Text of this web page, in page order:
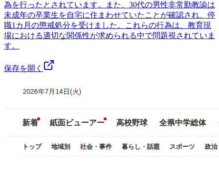
為を行ったとされています。また、30代の男性非常勤教諭は
未成年の卒業生を自宅に住まわせていたことが確認され、停
職1カ月の懲戒処分を受けました。これらの行為は、教育現
場における適切な関係性が求められる中で問題視されていま
す。
保存を開く